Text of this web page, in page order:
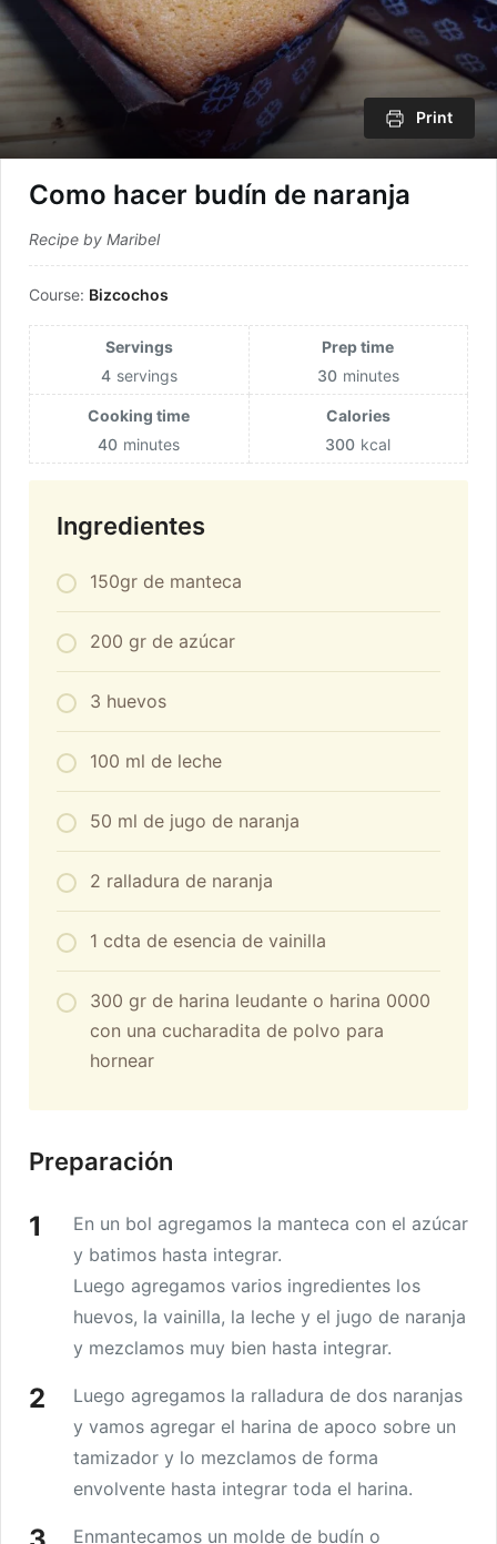
Print
Como hacer budín de naranja
Recipe by Maribel
Course: Bizcochos
Servings
4 servings
Prep time
30 minutes
Cooking time
40 minutes
Calories
300 kcal
Ingredientes
150gr de manteca
200 gr de azúcar
3 huevos
100 ml de leche
50 ml de jugo de naranja
2 ralladura de naranja
1 cdta de esencia de vainilla
300 gr de harina leudante o harina 0000
con una cucharadita de polvo para
hornear
Preparación
En un bol agregamos la manteca con el azúcar
y batimos hasta integrar.
Luego agregamos varios ingredientes los
huevos, la vainilla, la leche y el jugo de naranja
y mezclamos muy bien hasta integrar.
Luego agregamos la ralladura de dos naranjas
y vamos agregar el harina de apoco sobre un
tamizador y lo mezclamos de forma
envolvente hasta integrar toda el harina.
Enmantecamos un molde de budín o